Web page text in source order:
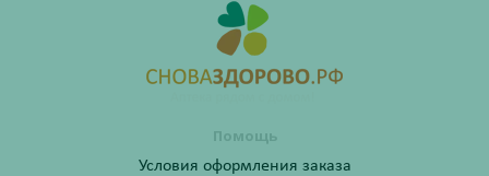
Помощь
Условия оформления заказа